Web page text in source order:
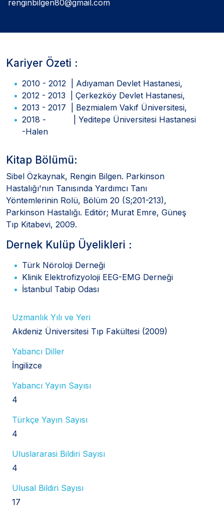
renginbilgen80@gmail.com
Kariyer Özeti :
2010 - 2012 | Adıyaman Devlet Hastanesi,
2012 - 2013 | Çerkezköy Devlet Hastanesi,
2013 - 2017 | Bezmialem Vakıf Üniversitesi,
2018 - | Yeditepe Üniversitesi Hastanesi
-Halen
Kitap Bölümü:
Sibel Özkaynak, Rengin Bilgen. Parkinson
Hastalığı'nın Tanısında Yardımcı Tanı
Yöntemlerinin Rolü, Bölüm 20 (S;201-213),
Parkinson Hastalığı. Editör; Murat Emre, Güneş
Tıp Kitabevi, 2009.
Dernek Kulüp Üyelikleri :
Türk Nöroloji Derneği
Klinik Elektrofizyoloji EEG-EMG Derneği
İstanbul Tabip Odası
Uzmanlık Yılı ve Yeri
Akdeniz Üniversitesi Tıp Fakültesi (2009)
Yabancı Diller
İngilizce
Yabancı Yayın Sayısı
4
Türkçe Yayın Sayısı
4
Uluslararasi Bildiri Sayısı
4
Ulusal Bildiri Sayısı
17